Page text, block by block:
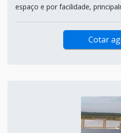
espaço e por facilidade,
Cotar